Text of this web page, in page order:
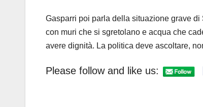
Gasparri poi parla della situazione grave
con muri che si sgretolano e acqua che
avere dignità. La politica deve ascoltare,
Please follow and like us: